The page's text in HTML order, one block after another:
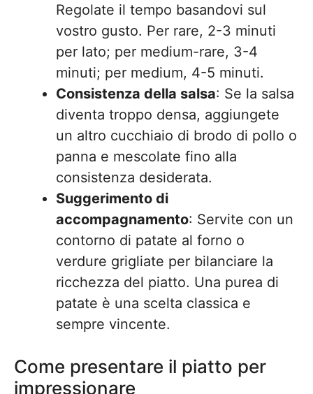
Regolate il tempo basandovi sul
vostro gusto. Per rare, 2-3 minuti
per lato; per medium-rare, 3-4
minuti; per medium, 4-5 minuti.
Consistenza della salsa: Se la salsa
diventa troppo densa, aggiungete
un altro cucchiaio di brodo di pollo o
panna e mescolate fino alla
consistenza desiderata.
Suggerimento di
accompagnamento: Servite con un
contorno di patate al forno o
verdure grigliate per bilanciare la
ricchezza del piatto. Una purea di
patate è una scelta classica e
sempre vincente.
Come presentare il piatto per
impressionare